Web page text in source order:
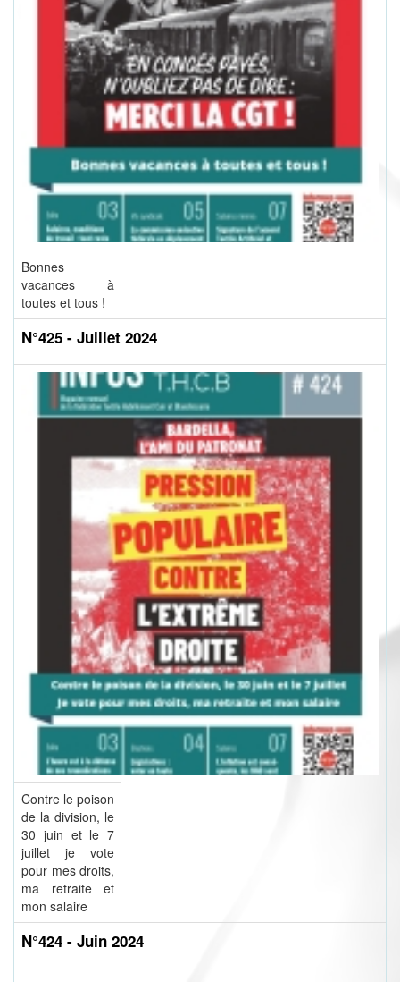
Bonnes
vacances à
toutes et tous !
N°425 - Juillet 2024
Contre le poison
de la division, le
30 juin et le 7
juillet je vote
pour mes droits,
ma retraite et
mon salaire
N°424 - Juin 2024